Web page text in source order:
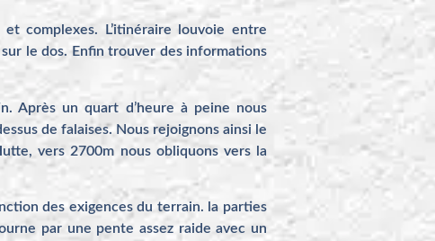
complexes. L’itinéraire louvoie entre
le dos. Enfin trouver des informations
Après un quart d’heure à peine nous
de falaises. Nous rejoignons ainsi le
vers 2700m nous obliquons vers la
des exigences du terrain. la parties
par une pente assez raide avec un